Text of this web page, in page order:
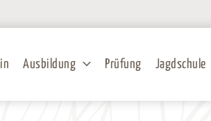
Ausbildung Prüfung Jagdschule